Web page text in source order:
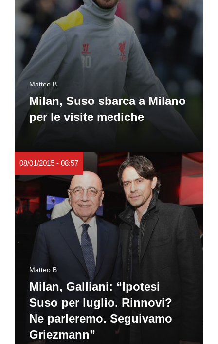
Matteo B.
Milan, Suso sbarca a Milano
per le visite mediche
08/01/2015 - 08:57
Matteo B.
Milan, Galliani: “Ipotesi
Suso per luglio. Rinnovi?
Ne parleremo. Seguivamo
Griezmann”